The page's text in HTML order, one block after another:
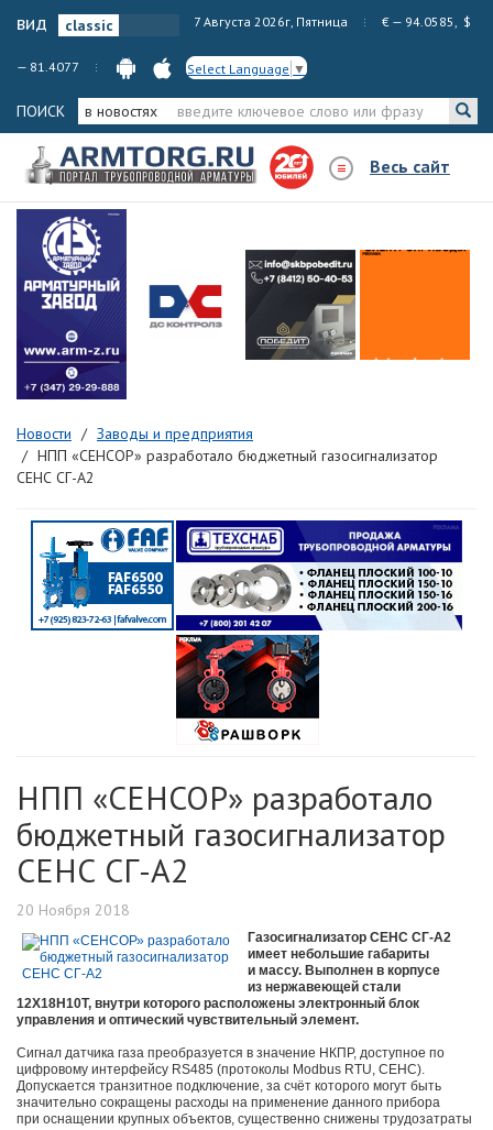
вид 7 Августа 2026г, Пятница € — 94.0585, $
— 81.4077 Select Language ▼
ПОИСК в новостях
Весь сайт
Новости
Заводы и предприятия
НПП «СЕНСОР» разработало бюджетный газосигнализатор
СЕНС СГ-А2
НПП «СЕНСОР» разработало
бюджетный газосигнализатор
СЕНС СГ-А2
20 Ноября 2018
Газосигнализатор СЕНС СГ-А2
имеет небольшие габариты
и массу. Выполнен в корпусе
из нержавеющей стали
12Х18Н10Т, внутри которого расположены электронный блок
управления и оптический чувствительный элемент.
Сигнал датчика газа преобразуется в значение НКПР, доступное по
цифровому интерфейсу RS485 (протоколы Modbus RTU, СЕНС).
Допускается транзитное подключение, за счёт которого могут быть
значительно сокращены расходы на применение данного прибора
при оснащении крупных объектов, существенно снижены трудозатраты